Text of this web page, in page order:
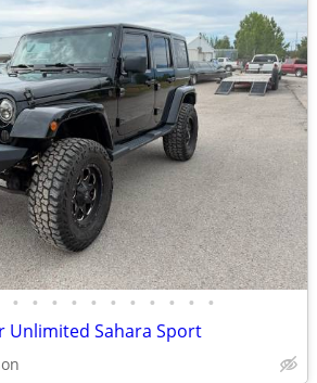
• • • • • • • • • • •
Unlimited Sahara Sport